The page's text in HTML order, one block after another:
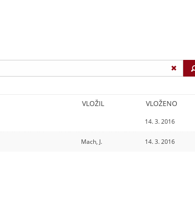
VLOŽIL VLOŽENO
14. 3. 2016
Mach, J. 14. 3. 2016